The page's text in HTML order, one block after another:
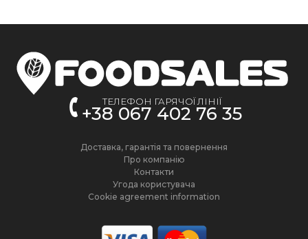
ТЕЛЕФОН ГАРЯЧОЇ ЛІНІЇ
+38 067 402 76 35
Доставка, гарантія та повернення
Про компанію
Контакти
Угода користувача
Cookie agreement information